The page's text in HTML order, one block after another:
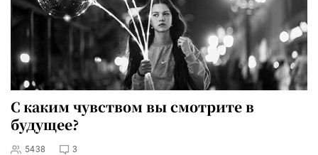
С каким чувством вы смотрите в
будущее?
5438 3